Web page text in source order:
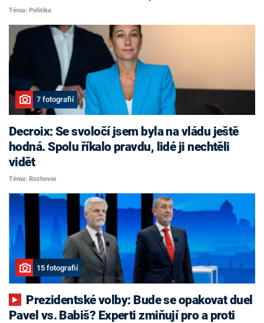
Téma: Politika
7 fotografií
Decroix: Se svoločí jsem byla na vládu ještě
hodná. Spolu říkalo pravdu, lidé ji nechtěli
vidět
Téma: Rozhovor
15 fotografií
Pavel vs. Babiš? Experti zmiňují pro a proti